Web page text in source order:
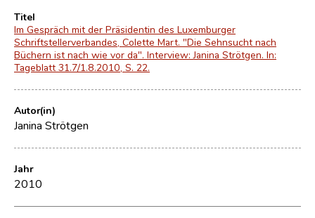
Titel
Im Gespräch mit der Präsidentin des Luxemburger
Schriftstellerverbandes, Colette Mart. "Die Sehnsucht nach
Büchern ist nach wie vor da". Interview: Janina Strötgen. In:
Tageblatt 31.7/1.8.2010, S. 22.
Autor(in)
Janina Strötgen
Jahr
2010